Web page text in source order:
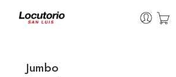
Jumbo